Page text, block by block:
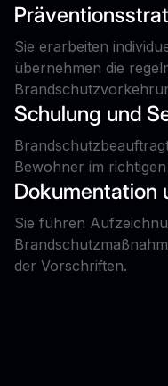
Sie erarbeiten
übernehmen die
Schulung und
Bewohner im
Dokumentation
Sie führen
der Vorschriften.